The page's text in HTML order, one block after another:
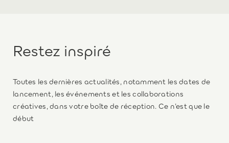
Restez inspiré
Toutes les dernières actualités, notamment les dates de
lancement, les événements et les collaborations
créatives, dans votre boîte de réception. Ce n’est que le
début